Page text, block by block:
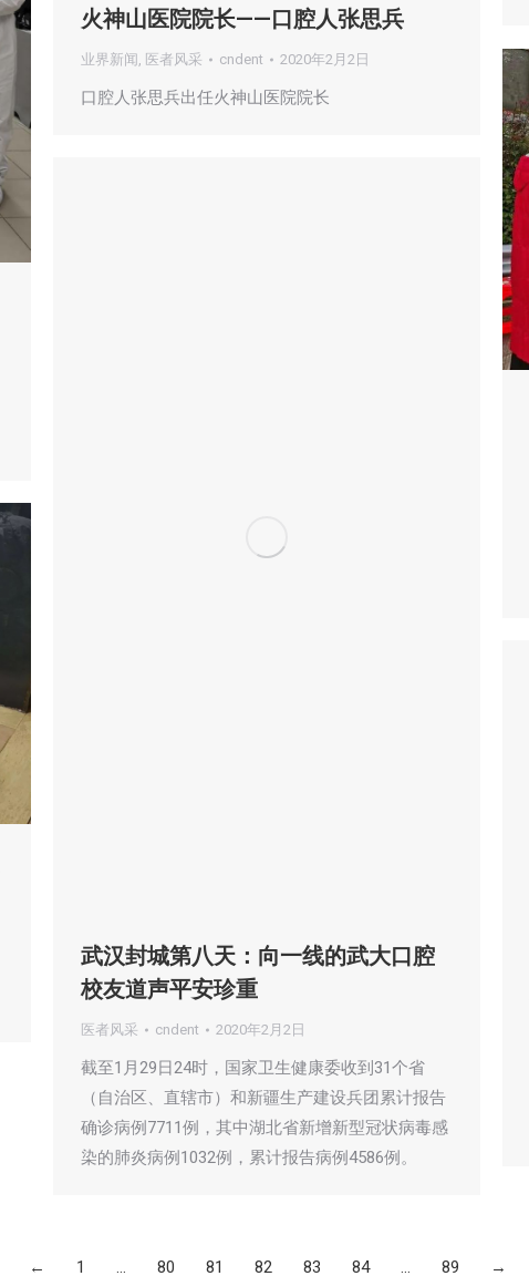
火神山医院院长——口腔人张思兵
业界新闻 , 医者风采 cndent 2020年2月2日
口腔人张思兵出任火神山医院院长
武汉封城第八天：向一线的武大口腔
校友道声平安珍重
医者风采 cndent 2020年2月2日
截至1月29日24时，国家卫生健康委收到31个省
（自治区、直辖市）和新疆生产建设兵团累计报告
确诊病例7711例，其中湖北省新增新型冠状病毒感
染的肺炎病例1032例，累计报告病例4586例。
← 1 … 80 81 82 83 84 … 89 →